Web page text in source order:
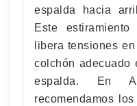
espalda hacia
Este
libera tensiones
colchón adecuado
espalda. En
recomendamos